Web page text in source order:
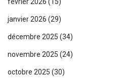
février 2026 (15)
janvier 2026 (29)
décembre 2025 (34)
novembre 2025 (24)
octobre 2025 (30)